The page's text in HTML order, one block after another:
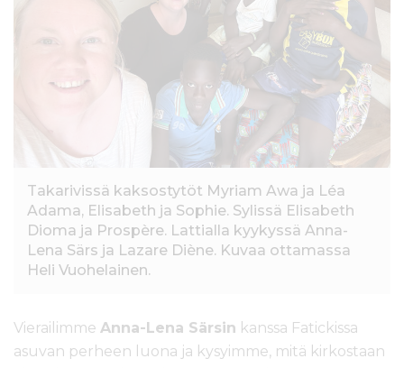
Takarivissä kaksostytöt Myriam Awa ja Léa
Adama, Elisabeth ja Sophie. Sylissä Elisabeth
Dioma ja Prospère. Lattialla kyykyssä Anna-
Lena Särs ja Lazare Diène. Kuvaa ottamassa
Heli Vuohelainen.
Vierailimme Anna-Lena Särsin kanssa Fatickissa
asuvan perheen luona ja kysyimme, mitä kirkostaan